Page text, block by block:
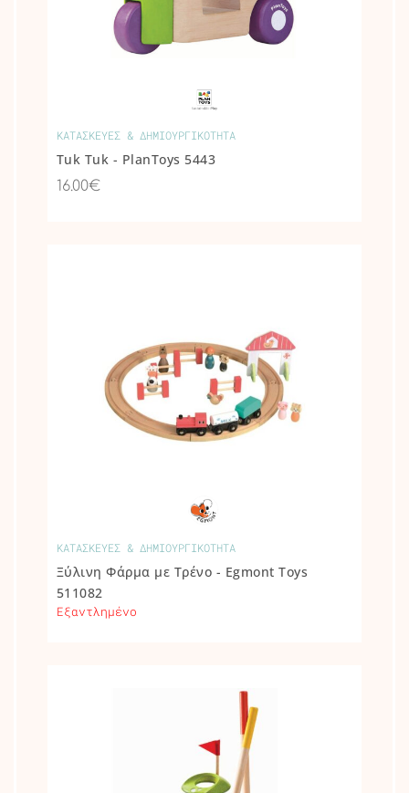
ΚΑΤΑΣΚΕΥΕΣ & ΔΗΜΙΟΥΡΓΙΚΟΤΗΤΑ
Tuk Tuk - PlanToys 5443
16.00€
ΚΑΤΑΣΚΕΥΕΣ & ΔΗΜΙΟΥΡΓΙΚΟΤΗΤΑ
Ξύλινη Φάρμα με Τρένο - Egmont Toys
511082
Εξαντλημένο